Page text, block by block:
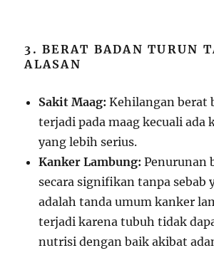
3. BERAT BADAN TURUN
ALASAN
Sakit Maag: Kehilangan berat
terjadi pada maag kecuali ada
yang lebih serius.
Kanker Lambung: Penurunan
secara signifikan tanpa sebab
adalah tanda umum kanker
terjadi karena tubuh tidak
nutrisi dengan baik akibat